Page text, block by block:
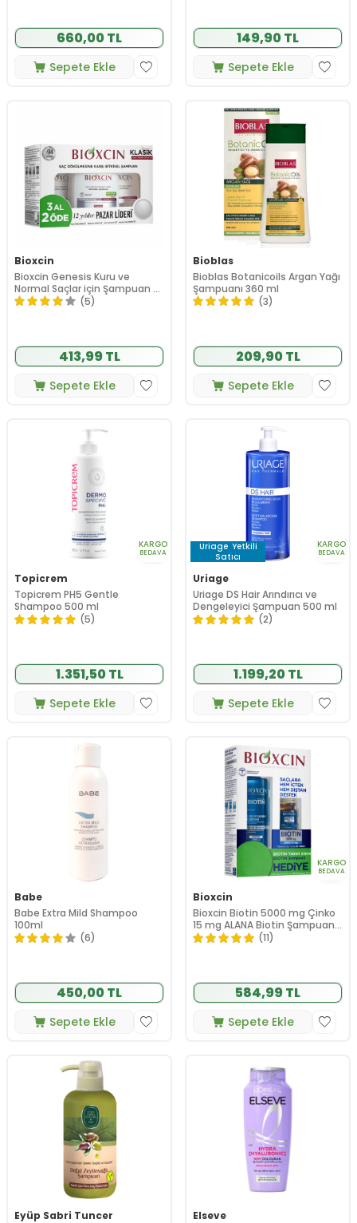
660,00 TL
Sepete Ekle
149,90 TL
Sepete Ekle
Bioxcin
Bioxcin Genesis Kuru ve
Normal Saçlar için Şampuan 3
x 300ml | 3 AL 2 ÖDE
(5)
413,99 TL
Sepete Ekle
Bioblas
Bioblas Botanicoils Argan Yağı
Şampuanı 360 ml
(3)
209,90 TL
Sepete Ekle
KARGO
BEDAVA
Topicrem
Topicrem PH5 Gentle
Shampoo 500 ml
(5)
1.351,50 TL
Sepete Ekle
Uriage Yetkili
Satıcı
KARGO
BEDAVA
Uriage
Uriage DS Hair Arındırıcı ve
Dengeleyici Şampuan 500 ml
(2)
1.199,20 TL
Sepete Ekle
Babe
Babe Extra Mild Shampoo
100ml
(6)
450,00 TL
Sepete Ekle
KARGO
BEDAVA
Bioxcin
Bioxcin Biotin 5000 mg Çinko
15 mg ALANA Biotin Şampuan
300 ml HEDİYE(11)
584,99 TL
Sepete Ekle
Eyüp Sabri Tuncer
Elseve